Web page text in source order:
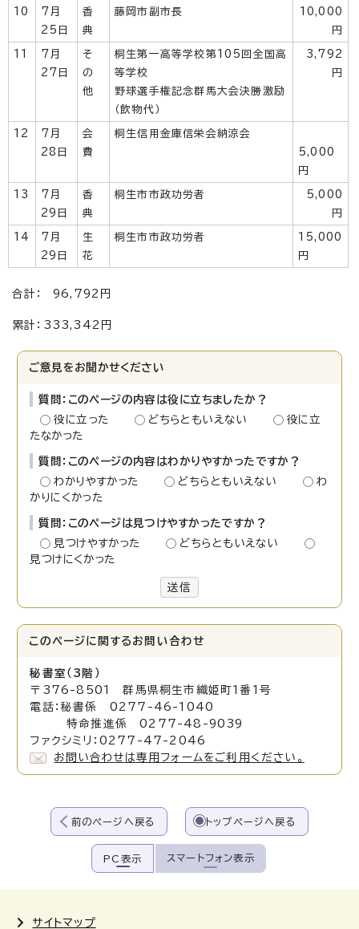
10
7月
25日
香
典
藤岡市副市長
10,000
円
11
7月
27日
そ
の
他
桐生第一高等学校第105回全国高
等学校
野球選手権記念群馬大会決勝激励
（飲物代）
3,792
円
12
7月
28日
会
費
桐生信用金庫信栄会納涼会
5,000
円
13
7月
29日
香
典
桐生市市政功労者
5,000
円
14
7月
29日
生
花
桐生市市政功労者
15,000
円
合計： 96,792円
累計：333,342円
ご意見をお聞かせください
質問：このページの内容は役に立ちましたか？
役に立った
どちらともいえない
役に立
たなかった
質問：このページの内容はわかりやすかったですか？
わかりやすかった
どちらともいえない
わ
かりにくかった
質問：このページは見つけやすかったですか？
見つけやすかった
どちらともいえない
見つけにくかった
送信
このページに関する お問い合わせ
秘書室（3階）
〒376-8501 群馬県桐生市織姫町1番1号
電話：秘書係 0277-46-1040
特命推進係 0277-48-9039
ファクシミリ：0277-47-2046
お問い合わせは専用フォームをご利用ください。
前のページへ戻る トップページへ戻る
PC表示 スマートフォン表示
サイトマップ